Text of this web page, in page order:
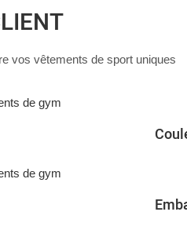
vos vêtements de sport uniques